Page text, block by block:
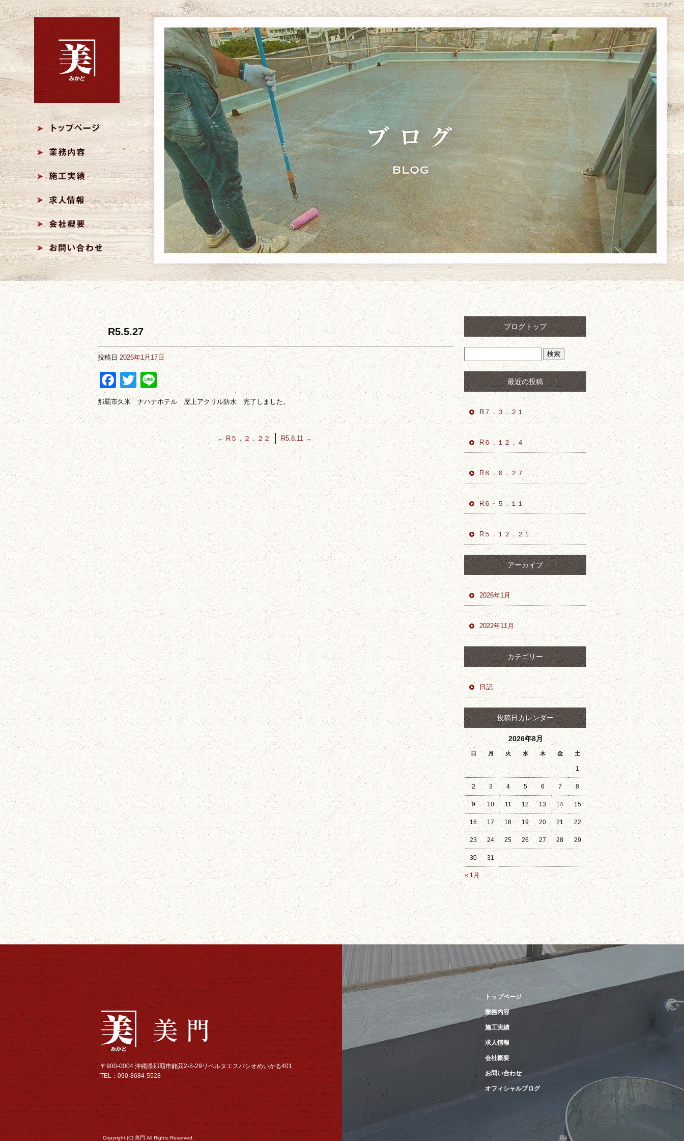
R5.5.27|美門
R5.5.27
投稿日 2026年1月17日
Facebook
Twitter
Line
那覇市久米 ナハナホテル 屋上アクリル防水 完了しました。
← R５．２．２２ R5.8.11 →
ブログトップ
最近の投稿
R７．３．２１
R６．１２．４
R６．６．２７
R６・５．１１
R５．１２．２１
アーカイブ
2026年1月
2022年11月
カテゴリー
日記
投稿日カレンダー
2026年8月
日 月 火 水 木 金 土
« 1月
1
2 3 4 5 6 7 8
9 10 11 12 13 14 15
16 17 18 19 20 21 22
23 24 25 26 27 28 29
30 31
トップページ
業務内容
施工実績
求人情報
会社概要
お問い合わせ
オフィシャルブログ
〒900-0004 沖縄県那覇市銘苅2-8-29リベルタエスパシオめいかる401
TEL：090-8684-5528
Copyright (C) 美門 All Rights Reserved.